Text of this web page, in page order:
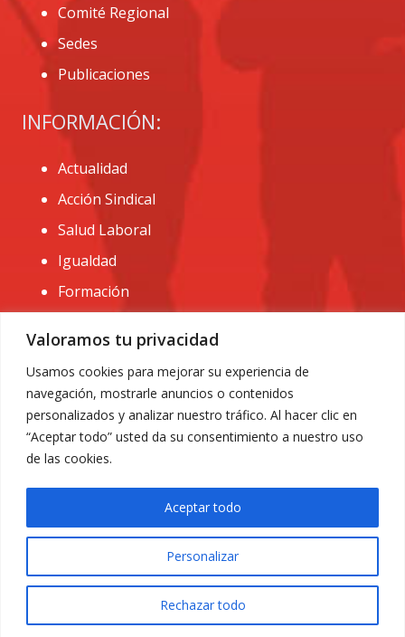
Valoramos tu privacidad
Usamos cookies para mejorar su experiencia de
navegación, mostrarle anuncios o contenidos
personalizados y analizar nuestro tráfico. Al hacer clic en
“Aceptar todo” usted da su consentimiento a nuestro uso
de las cookies.
Personalizar
Rechazar todo
Aceptar todo
Comité Regional
Sedes
Publicaciones
INFORMACIÓN:
Actualidad
Acción Sindical
Salud Laboral
Igualdad
Formación
CONTACTO:
administracion@usomurcia.org
968 25 01 20
C/ Huerto de las bombas nº6. 30009 Murcia
Privacidad|
© 2018 Todos los derechos reservados. Diseño web
ACRILONIA